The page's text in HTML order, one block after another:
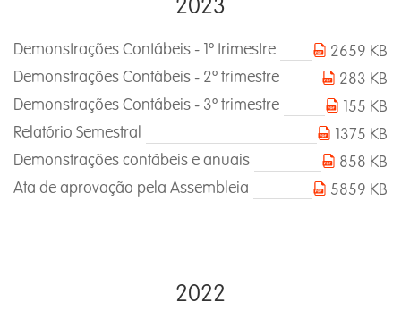
2023
Demonstrações Contábeis - 1º trimestre
2659 KB
Demonstrações Contábeis - 2º trimestre
283 KB
Demonstrações Contábeis - 3º trimestre
155 KB
Relatório Semestral
1375 KB
Demonstrações contábeis e anuais
858 KB
Ata de aprovação pela Assembleia
5859 KB
2022